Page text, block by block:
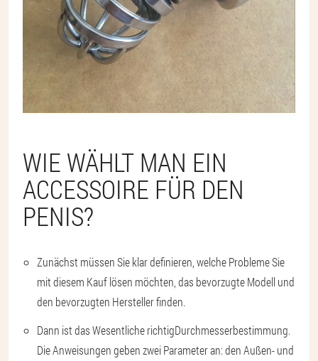
WIE WÄHLT MAN EIN
ACCESSOIRE FÜR DEN
PENIS?
Zunächst müssen Sie klar definieren, welche Probleme Sie
mit diesem Kauf lösen möchten, das bevorzugte Modell und
den bevorzugten Hersteller finden.
Dann ist das Wesentliche richtigDurchmesserbestimmung.
Die Anweisungen geben zwei Parameter an: den Außen- und